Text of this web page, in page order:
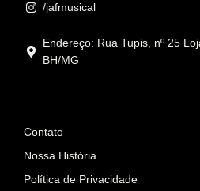
/jafmusical
Endereço: Rua Tupis, nº 25
BH/MG
Contato
Nossa História
Política de Privacidade